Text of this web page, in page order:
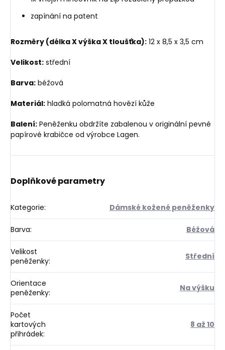
zapínání na patent
Rozměry (délka X výška X tloušťka): 12 x 8,5 x 3,5 cm
Velikost: střední
Barva: béžová
Materiál: hladká polomatná hovězí kůže
Balení: Peněženku obdržíte zabalenou v originální pevné
papírové krabičce od výrobce Lagen.
Doplňkové parametry
Kategorie: Dámské kožené peněženky
Barva: Béžová
Velikost
peněženky: Střední
Orientace
peněženky: Na výšku
Počet
kartových
přihrádek:
8 až 10